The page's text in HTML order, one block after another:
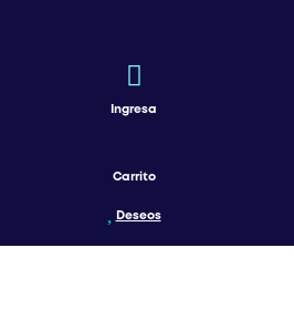
Ingresa
Carrito
Deseos